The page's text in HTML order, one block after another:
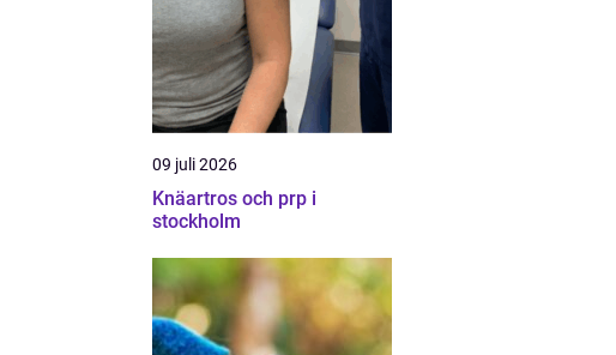
09 juli 2026
Knäartros och prp i
stockholm